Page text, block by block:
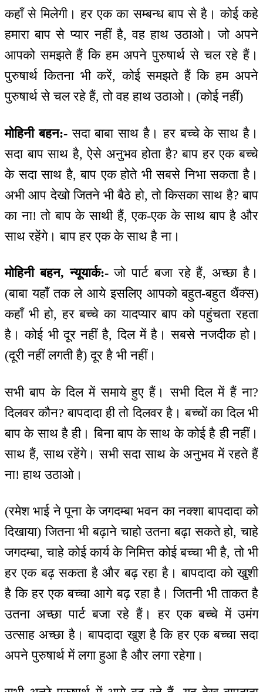
कहाँ से मिलेगी। हर एक का सम्बन्ध बाप से है। कोई कहे
हमारा बाप से प्यार नहीं है, वह हाथ उठाओ। जो अपने
आपको समझते हैं कि हम अपने पुरुषार्थ से चल रहे हैं।
पुरुषार्थ कितना भी करें, कोई समझते हैं कि हम अपने
पुरुषार्थ से चल रहे हैं, तो वह हाथ उठाओ। (कोई नहीं)
मोहिनी बहन:-सदा बाबा साथ है। हर बच्चे के साथ है।
सदा बाप साथ है, ऐसे अनुभव होता है? बाप हर एक बच्चे
के सदा साथ है, बाप एक होते भी सबसे निभा सकता है।
अभी आप देखो जितने भी बैठे हो, तो किसका साथ है? बाप
का ना! तो बाप के साथी हैं, एक-एक के साथ बाप है और
साथ रहेंगे। बाप हर एक के साथ है ना।
मोहिनी बहन, न्यूयार्क:-जो पार्ट बजा रहे हैं, अच्छा है।
(बाबा यहाँ तक ले आये इसलिए आपको बहुत-बहुत थैंक्स)
कहाँ भी हो, हर बच्चे का यादप्यार बाप को पहुंचता रहता
है। कोई भी दूर नहीं है, दिल में है। सबसे नजदीक हो।
(दूरी नहीं लगती है) दूर है भी नहीं।
सभी बाप के दिल में समाये हुए हैं। सभी दिल में हैं ना?
दिलवर कौन? बापदादा ही तो दिलवर है। बच्चों का दिल भी
बाप के साथ है ही। बिना बाप के साथ के कोई है ही नहीं।
साथ हैं, साथ रहेंगे। सभी सदा साथ के अनुभव में रहते हैं
ना! हाथ उठाओ।
(रमेश भाई ने पूना के जगदम्बा भवन का नक्शा बापदादा को
दिखाया) जितना भी बढ़ाने चाहो उतना बढ़ा सकते हो, चाहे
जगदम्बा, चाहे कोई कार्य के निमित्त कोई बच्चा भी है, तो भी
हर एक बढ़ सकता है और बढ़ रहा है। बापदादा को खुशी
है कि हर एक बच्चा आगे बढ़ रहा है। जितनी भी ताकत है
उतना अच्छा पार्ट बजा रहे हैं। हर एक बच्चे में उमंग
उत्साह अच्छा है। बापदादा खुश है कि हर एक बच्चा सदा
अपने पुरुषार्थ में लगा हुआ है और लगा रहेगा।